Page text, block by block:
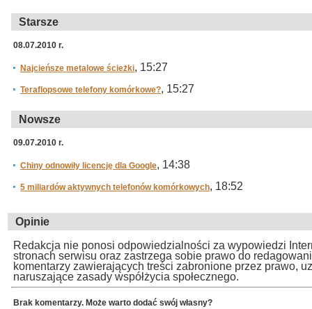
Starsze
08.07.2010 r.
Najcieńsze metalowe ścieżki, 15:27
Teraflopsowe telefony komórkowe?, 15:27
Nowsze
09.07.2010 r.
Chiny odnowiły licencję dla Google, 14:38
5 miliardów aktywnych telefonów komórkowych, 18:52
Opinie
Redakcja nie ponosi odpowiedzialności za wypowiedzi
stronach serwisu oraz zastrzega sobie prawo do
komentarzy zawierających treści zabronione przez prawo,
naruszające zasady współżycia społecznego.
Brak komentarzy. Może warto dodać swój własny?